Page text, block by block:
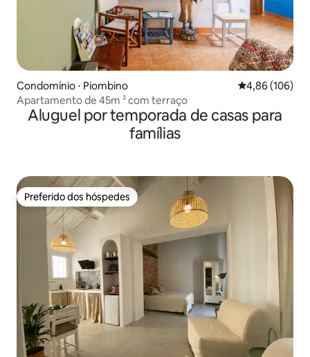
Condomínio ⋅ Piombino 4,86 de uma
4,86 (106)
Apartamento de 45m ² com terraço
Aluguel por temporada de casas para
famílias
Preferido dos hóspedes
Preferido dos hóspedes